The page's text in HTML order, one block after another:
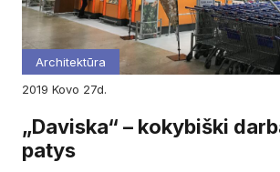
Architektūra
2019
kovo 27d.
„Daviska“ – kokybiški
patys